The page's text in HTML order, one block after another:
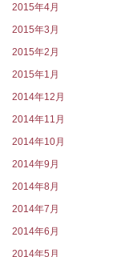
2015年4月
2015年3月
2015年2月
2015年1月
2014年12月
2014年11月
2014年10月
2014年9月
2014年8月
2014年7月
2014年6月
2014年5月